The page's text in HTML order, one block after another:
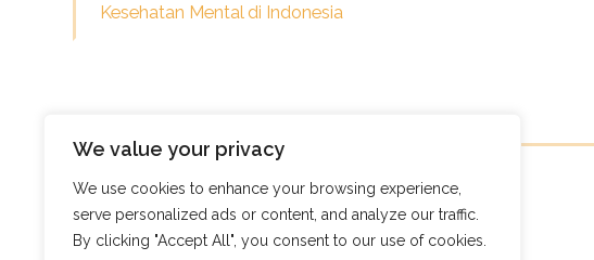
We value your privacy
We use cookies to enhance your browsing experience,
serve personalized ads or content, and analyze our traffic.
By clicking "Accept All", you consent to our use of cookies.
Kesehatan Mental di Indonesia
© Skills Focus